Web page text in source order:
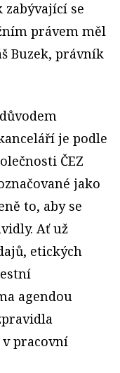
zabývající se
právem měl
Buzek, právník
je podle
ČEZ
jako
to, aby se
Ať už
etických
agendou
pracovní